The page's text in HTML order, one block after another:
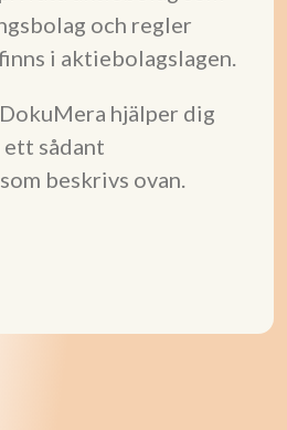
och regler
i aktiebolagslagen.
hjälper dig
sådant
beskrivs ovan.